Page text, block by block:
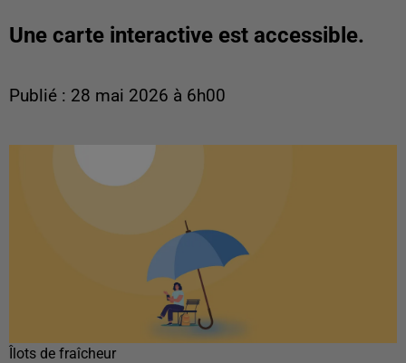
Une carte interactive est accessible.
Publié : 28 mai 2026 à 6h00
Îlots de fraîcheur